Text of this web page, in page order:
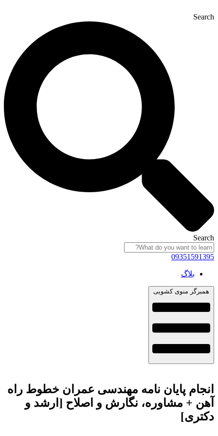
Search
Search
09351591395
بلاگ
همبرگر منوی کشویی
انجام پایان نامه مهندسی عمران خطوط راه
آهن + مشاوره، نگارش و اصلاح [ارشد و
دکتری]